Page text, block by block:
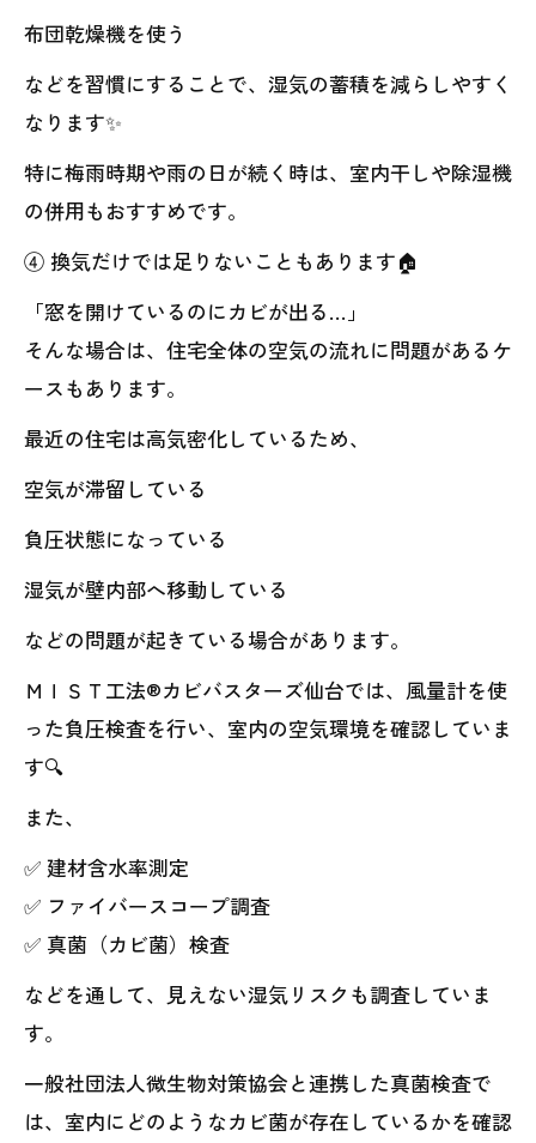
布団乾燥機を使う
などを習慣にすることで、湿気の蓄積を減らしやすく
なります✨
特に梅雨時期や雨の日が続く時は、室内干しや除湿機
の併用もおすすめです。
④ 換気だけでは足りないこともあります🏠
「窓を開けているのにカビが出る…」
そんな場合は、住宅全体の空気の流れに問題があるケ
ースもあります。
最近の住宅は高気密化しているため、
空気が滞留している
負圧状態になっている
湿気が壁内部へ移動している
などの問題が起きている場合があります。
ＭＩＳＴ工法®カビバスターズ仙台では、風量計を使
った負圧検査を行い、室内の空気環境を確認していま
す🔍
また、
✅ 建材含水率測定
✅ ファイバースコープ調査
✅ 真菌（カビ菌）検査
などを通して、見えない湿気リスクも調査していま
す。
一般社団法人微生物対策協会と連携した真菌検査で
は、室内にどのようなカビ菌が存在しているかを確認